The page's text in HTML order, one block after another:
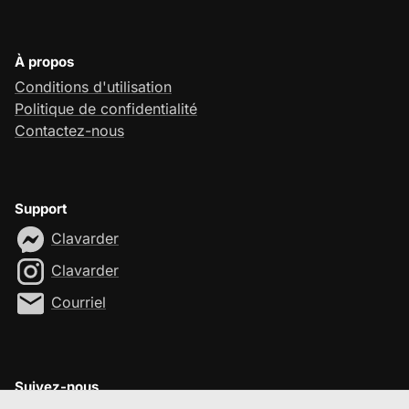
À propos
Conditions d'utilisation
Politique de confidentialité
Contactez-nous
Support
Clavarder
Clavarder
Courriel
Suivez-nous